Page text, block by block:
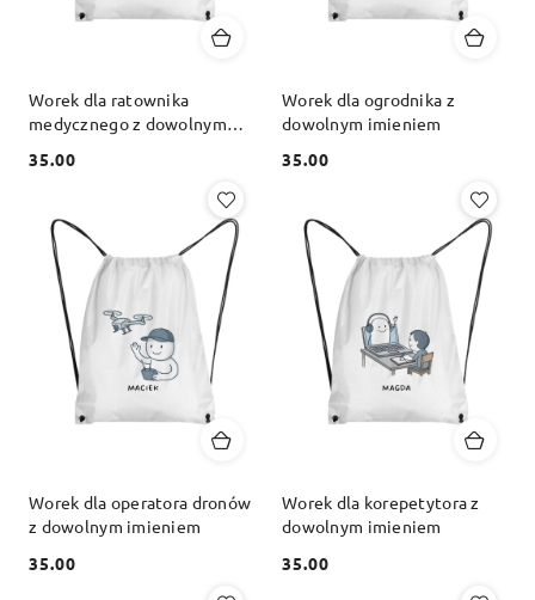
Worek dla ratownika
medycznego z dowolnym
Cena:
35.00
Worek dla ogrodnika z
dowolnym imieniem
Cena:
35.00
Worek dla operatora dronów
z dowolnym imieniem
Cena:
35.00
Worek dla korepetytora z
dowolnym imieniem
Cena:
35.00